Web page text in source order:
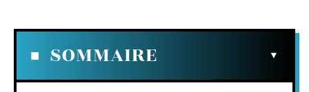
SOMMAIRE